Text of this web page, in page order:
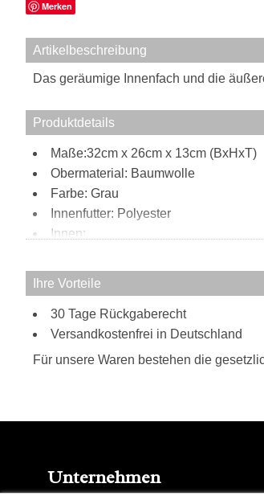
Merken
Artikelbeschreibung
Das geräumige Innenfach und die
Produktdetails
Maße:32cm x 26cm x 13cm (BxHxT)
Obermaterial: Baumwolle
Farbe: Grau
Innenfutter: Polyester
Innen:
Organiser für Stifte und Handy
Außen:
2 Steckfächer und 2
Tragweise:
Henkel
Ihre Vorteile
30 Tage Rückgaberecht
Versandkostenfrei in Deutschland
Für unsere Waren bestehen die
Unternehmen